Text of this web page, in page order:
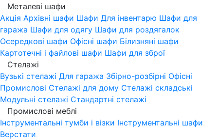
Металеві шафи
Акція Архівні шафи Шафи Для інвентарю Шафи для
гаража Шафи для одягу Шафи для роздягалок
Осередкові шафи Офісні шафи Білизняні шафи
Картотечні і файлові шафи Шафи для зброї
Стелажі
Вузькі стелажі Для гаража Збірно-розбірні Офісні
Промислові Стелажі для дому Стелажі складські
Модульні стелажі Стандартні стелажі
Промислові меблі
Інструментальні тумби і візки Інструментальні шафи
Верстати